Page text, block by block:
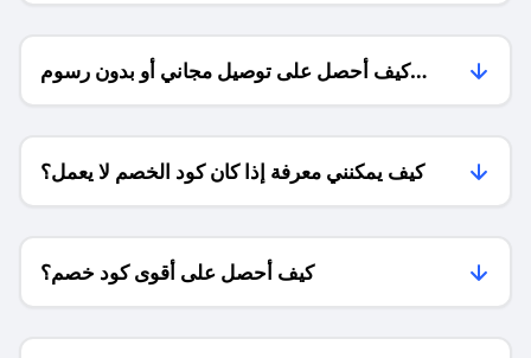
كيف أحصل على توصيل مجاني أو بدون رسوم
الشحن ؟
كيف يمكنني معرفة إذا كان كود الخصم لا يعمل؟
كيف أحصل على أقوى كود خصم؟